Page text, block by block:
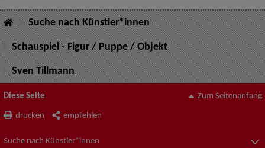
Suche nach Künstler*innen
Schauspiel - Figur / Puppe / Objekt
Sven Tillmann
Diese Seite
drucken empfehlen
Zum Seitenanfang
Suche nach Künstler*innen